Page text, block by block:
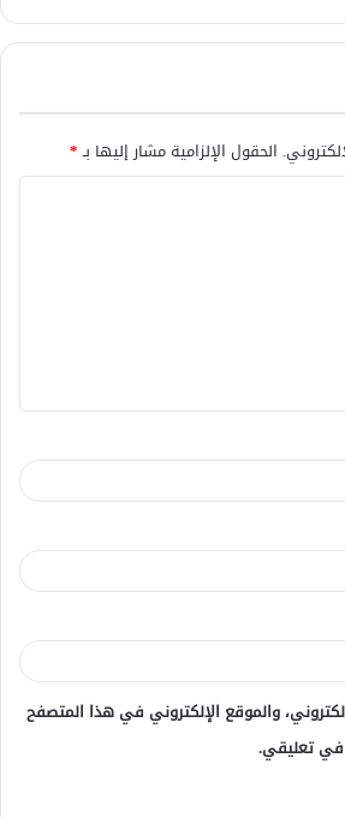
الحقول الإلزامية مشار إليها بـ*
والموقع الإلكتروني في هذا المتصفح
في تعليقي.